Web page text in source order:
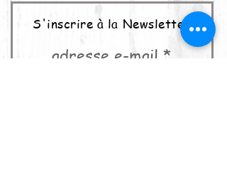
S'inscrire à la Newsletter
adresse e-mail